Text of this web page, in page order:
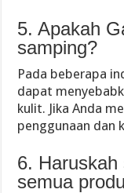
5. Apakah
samping?
Pada beberapa
dapat
kulit. Jika Anda
penggunaan dan
6. Haruskah
semua